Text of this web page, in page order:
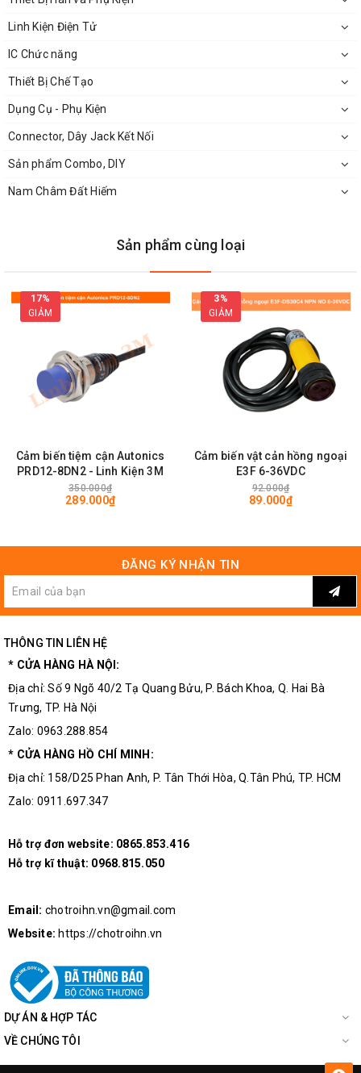
Sản phẩm cảm biến
có chống nhiễu tốt, hoạt động tốt
trong mỗi trường công nghiệp
Khoảng cách cảm biến lên 30cm
Thời gian đáp ứng 2.5ms, phù hợp với những thiết bị cần
thời gian phản hồi nhanh.
Linh Kiện Điện Tử
IC Chức năng
Thiết Bị Chế Tạo
Dụng Cụ - Phụ Kiện
Connector, Dây Jack Kết Nối
Sản phẩm Combo, DIY
Nam Châm Đất Hiếm
Sản phẩm cùng loại
17%
GIẢM
Cảm biến tiệm cận Autonics
PRD12-8DN2 - Linh Kiện 3M
350.000₫
289.000₫
3%
GIẢM
Cảm biến vật cản hồng ngoại
E3F 6-36VDC
92.000₫
89.000₫
ĐĂNG KÝ NHẬN TIN
THÔNG TIN LIÊN HỆ
* CỬA HÀNG HÀ NỘI:
Địa chỉ: Số 9 Ngõ 40/2 Tạ Quang Bửu, P. Bách Khoa, Q. Hai Bà
Trưng, TP. Hà Nội
Zalo: 0963.288.854
* CỬA HÀNG HỒ CHÍ MINH:
Địa chỉ: 158/D25 Phan Anh, P. Tân Thới Hòa, Q.Tân Phú, TP. HCM
Zalo: 0911.697.347
Hỗ trợ đơn website: 0865.853.416
Hỗ trợ kĩ thuật: 0968.815.050
Email: chotroihn.vn@gmail.com
Website: https://chotroihn.vn
DỰ ÁN & HỢP TÁC
VỀ CHÚNG TÔI